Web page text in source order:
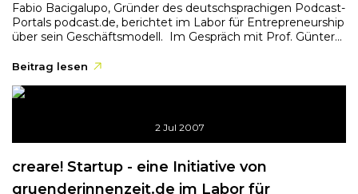
Fabio Bacigalupo, Gründer des deutschsprachigen Podcast-
Portals podcast.de, berichtet im Labor für Entrepreneurship
über sein Geschäftsmodell. Im Gespräch mit Prof. Günter...
Beitrag lesen
2 Jul 2007
creare! Startup - eine Initiative von
gruenderinnenzeit.de im Labor für